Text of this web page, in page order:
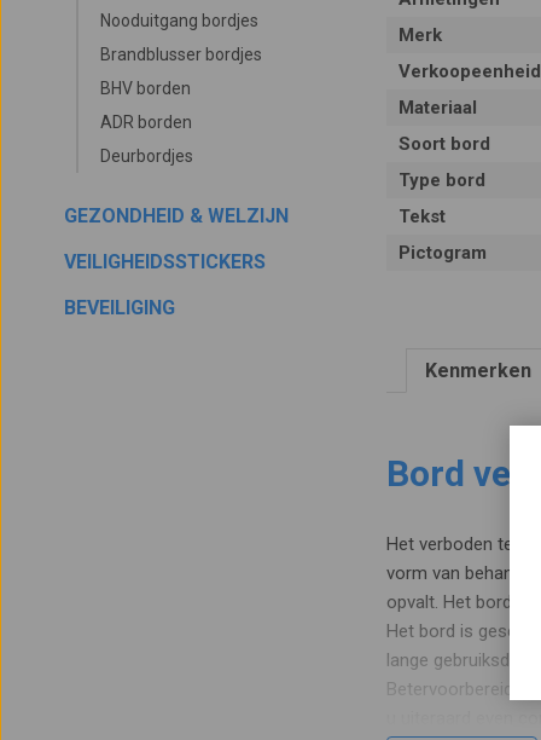
Nooduitgang bordjes
Brandblusser bordjes
BHV borden
ADR borden
Deurbordjes
GEZONDHEID & WELZIJN
VEILIGHEIDSSTICKERS
BEVEILIGING
Merk
Verkoopeenheid
Materiaal
Soort bord
Type bord
Tekst
Pictogram
Kenmerken
Bord
Het verboden te
vorm van
opvalt. Het bord
Het bord is
lange gebruiksduur
Betervoorbereid.nl.